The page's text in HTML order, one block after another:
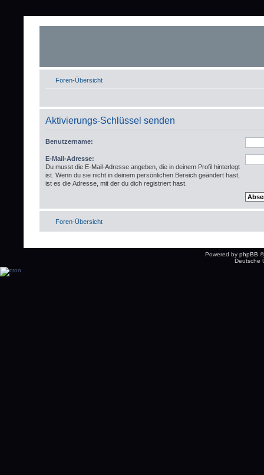
Foren-Übersicht
Aktivierungs-Schlüssel senden
Benutzername:
E-Mail-Adresse:
Du musst die E-Mail-Adresse angeben, die in deinem Profil hinterlegt
ist. Wenn du sie nicht in deinem persönlichen Bereich geändert hast,
ist es die Adresse, mit der du dich registriert hast.
Foren-Übersicht
Powered by phpBB
Deutsche